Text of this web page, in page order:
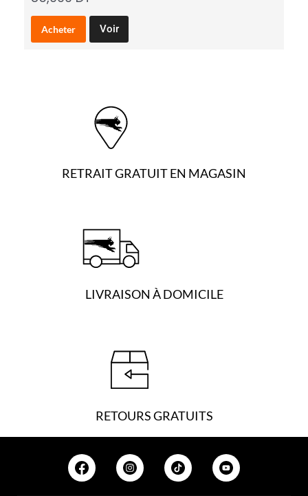
Acheter Voir
RETRAIT GRATUIT EN MAGASIN
LIVRAISON À DOMICILE
RETOURS GRATUITS